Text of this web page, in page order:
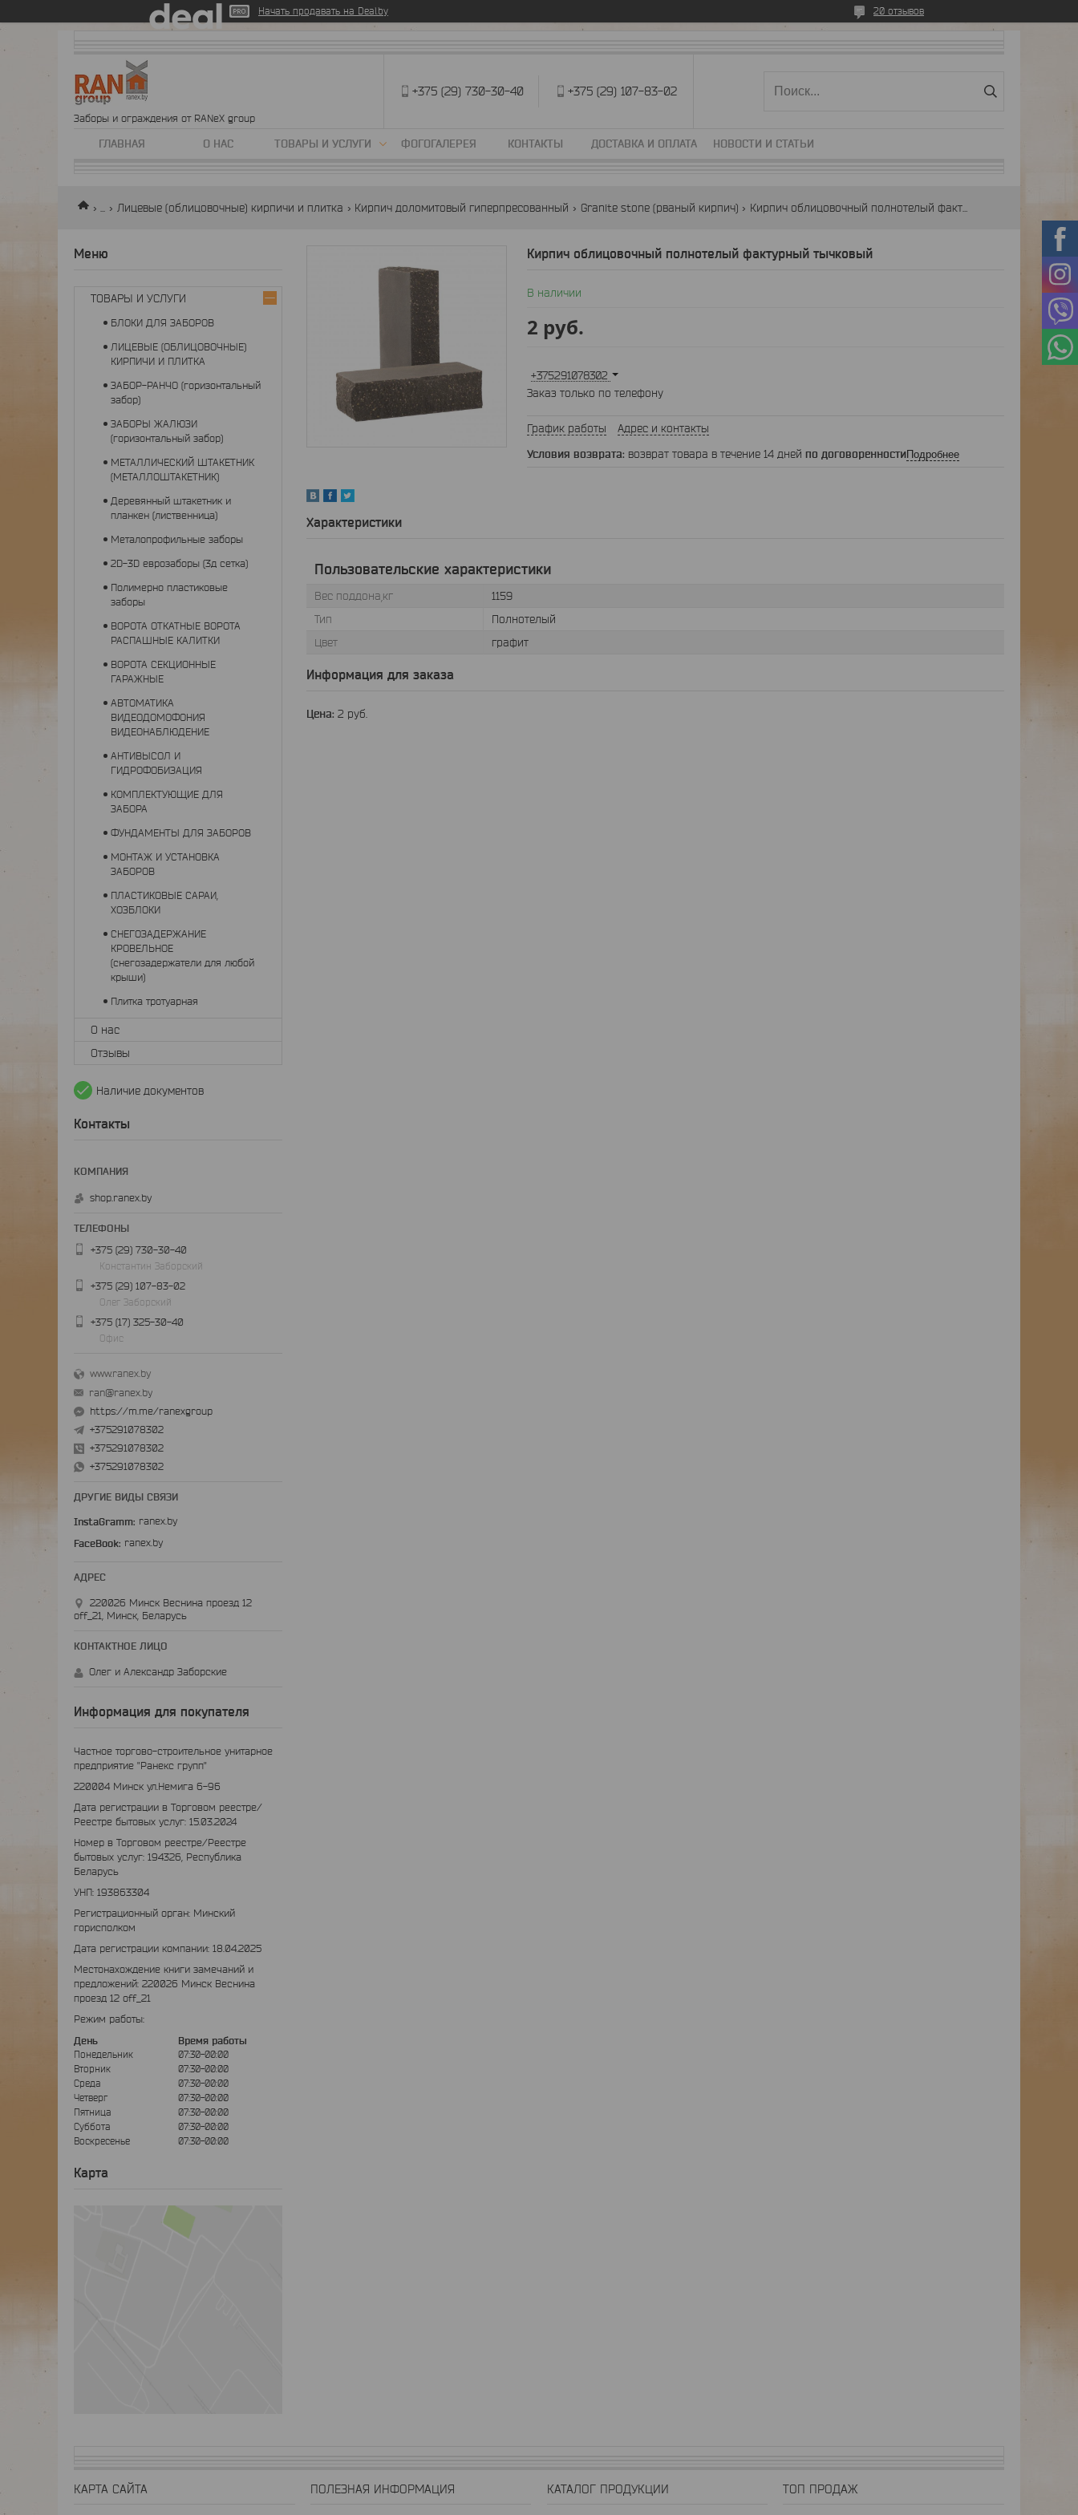
Начать продавать на Deal.by 20 отзывов
Заборы и ограждения от RANeX group
+375 (29) 730-30-40 +375 (29) 107-83-02
ГЛАВНАЯ О НАС ТОВАРЫ И УСЛУГИ ФОГОГАЛЕРЕЯ КОНТАКТЫ ДОСТАВКА И ОПЛАТА НОВОСТИ И СТАТЬИ
Лицевые (облицовочные) кирпичи и плитка Кирпич доломитовый гиперпресованный Granite stone (рваный кирпич)
Кирпич облицовочный полнотелый фактурный тычковый
В наличии
2 руб.
+375291078302
Заказ только по телефону
График работы
Адрес и контакты
возврат товара в течение 14 дней по договоренностиПодробнее
Характеристики
Пользовательские характеристики
Вес поддона,кг
1159
Тип
Полнотелый
Цвет
графит
Информация для заказа
Цена: 2 руб.
ТОВАРЫ И УСЛУГИ
БЛОКИ ДЛЯ ЗАБОРОВ
ЛИЦЕВЫЕ (ОБЛИЦОВОЧНЫЕ)
КИРПИЧИ И ПЛИТКА
ЗАБОР-РАНЧО (горизонтальный
забор)
ЗАБОРЫ ЖАЛЮЗИ
(горизонтальный забор)
МЕТАЛЛИЧЕСКИЙ ШТАКЕТНИК
(МЕТАЛЛОШТАКЕТНИК)
Деревянный штакетник и
планкен (лиственница)
Металопрофильные заборы
2D-3D еврозаборы (3д сетка)
Полимерно пластиковые
заборы
ВОРОТА ОТКАТНЫЕ ВОРОТА
РАСПАШНЫЕ КАЛИТКИ
ВОРОТА СЕКЦИОННЫЕ
ГАРАЖНЫЕ
АВТОМАТИКА
ВИДЕОДОМОФОНИЯ
ВИДЕОНАБЛЮДЕНИЕ
АНТИВЫСОЛ И
ГИДРОФОБИЗАЦИЯ
КОМПЛЕКТУЮЩИЕ ДЛЯ
ЗАБОРА
ФУНДАМЕНТЫ ДЛЯ ЗАБОРОВ
МОНТАЖ И УСТАНОВКА
ЗАБОРОВ
ПЛАСТИКОВЫЕ САРАИ,
ХОЗБЛОКИ
СНЕГОЗАДЕРЖАНИЕ
КРОВЕЛЬНОЕ
(снегозадержатели для любой
крыши)
Плитка тротуарная
О нас
Отзывы
Наличие документов
Контакты
shop.ranex.by
+375 (29) 730-30-40
Константин Заборский
+375 (29) 107-83-02
Олег Заборский
+375 (17) 325-30-40
Офис
www.ranex.by
ran@ranex.by
https://m.me/ranexgroup
+375291078302
+375291078302
+375291078302
ДРУГИЕ ВИДЫ СВЯЗИ
InstaGramm ranex.by
FaceBook ranex.by
220026 Минск Веснина проезд 12
off_21, Минск, Беларусь
Олег и Александр Заборские
Информация для покупателя
Частное торгово-строительное унитарное
предприятие "Ранекс групп"
220004 Минск ул.Немига 6-96
Дата регистрации в Торговом реестре/
Реестре бытовых услуг: 15.03.2024
Номер в Торговом реестре/Реестре
бытовых услуг: 194326, Республика
Беларусь
УНП: 193863304
Регистрационный орган: Минский
горисполком
Дата регистрации компании: 18.04.2025
Местонахождение книги замечаний и
предложений: 220026 Минск Веснина
проезд 12 off_21
Режим работы:
День Время работы
Понедельник
07:30-00:00
Вторник
07:30-00:00
Среда
07:30-00:00
Четверг
07:30-00:00
Пятница
07:30-00:00
Суббота
07:30-00:00
Воскресенье
07:30-00:00
Карта
КАРТА САЙТА ПОЛЕЗНАЯ ИНФОРМАЦИЯ КАТАЛОГ ПРОДУКЦИИ ТОП ПРОДАЖ